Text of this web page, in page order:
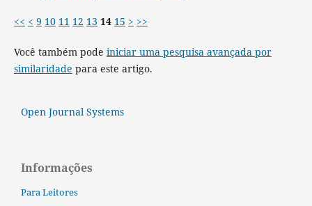
<< < 9 10 11 12 13 14 15 > >>
Você também pode iniciar uma pesquisa avançada por
similaridade para este artigo.
Open Journal Systems
Informações
Para Leitores